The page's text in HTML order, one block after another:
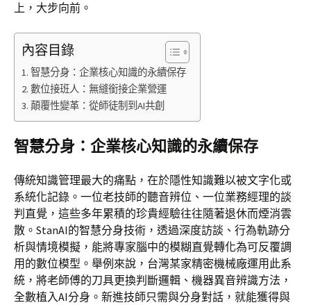
上，大步向前。
內容目錄
智慧分身：企業核心知識的永續保存
數位接班人：無縫銜接企業營運
顛覆性變革：從師徒制到AI共創
智慧分身：企業核心知識的永續保存
傳統知識管理最大的痛點，在於隱性知識難以被文字化或
系統化記錄。一位老技師的聽音辨位、一位業務經理的談
判直覺，這些多年累積的珍貴經驗往往隨著退休而煙消雲
散。StanAI的智慧分身技術，透過深度訪談、行為軌跡分
析與情境模擬，能將專家腦中的模糊直覺轉化為可反覆調
用的數位模型。舉例來說，台灣某家精密機械廠運用此系
統，將老師傅的刀具更換判斷邏輯、機器異音辨識方法，
全數植入AI分身。新進技師只需與分身對話，就能獲得與